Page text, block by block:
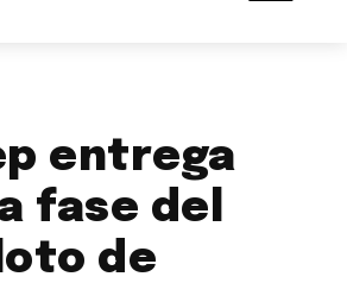
entrega
fase del
de